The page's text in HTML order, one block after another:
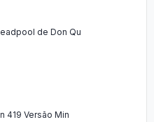
de Don Qu
419 Versão Min